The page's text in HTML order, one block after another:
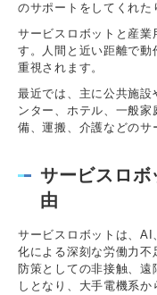
のサポートをしてくれた
サービスロボットと産
す。人間と近い距離で
重視されます。
最近では、主に公共施設
ンター、ホテル、一般
備、運搬、介護などのサ
サービスロボ
由
サービスロボットは、AI
化による深刻な労働力
防策としての非接触、
しとなり、大手電機系